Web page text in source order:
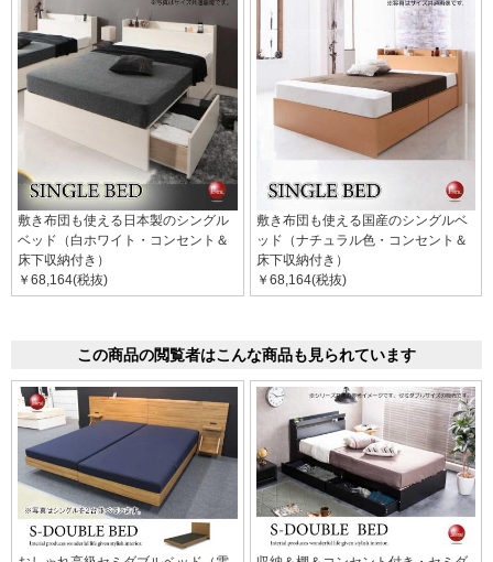
敷き布団も使える日本製のシングル
ベッド（白ホワイト・コンセント＆
床下収納付き）
￥68,164(税抜)
敷き布団も使える国産のシングルベ
ッド（ナチュラル色・コンセント＆
床下収納付き）
￥68,164(税抜)
この商品の閲覧者はこんな商品も見られています